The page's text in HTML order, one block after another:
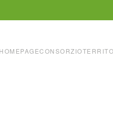
HOMEPAGECONSORZIO